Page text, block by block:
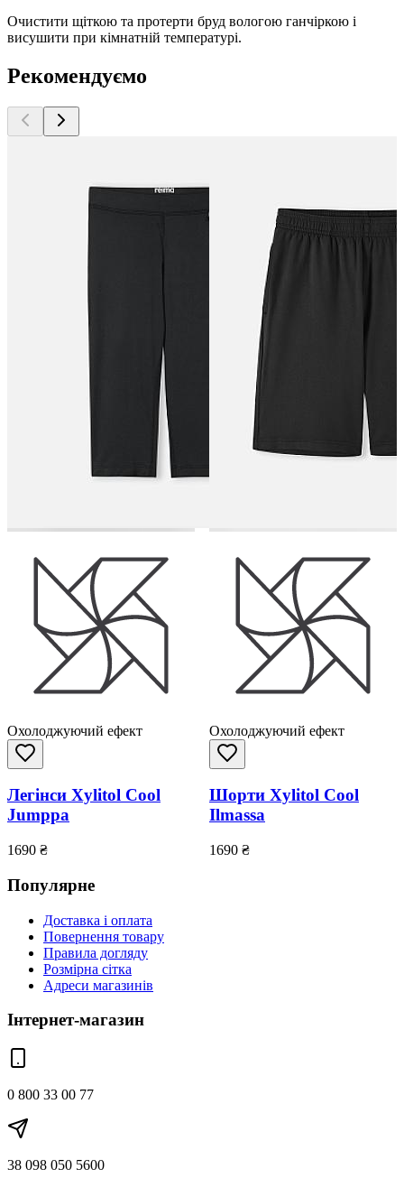
Очистити щіткою та протерти бруд вологою ганчіркою і
висушити при кімнатній температурі.
Рекомендуємо
Охолоджуючий ефект
Легінси Xylitol Cool
Jumppa
1690 ₴
Охолоджуючий ефект
Шорти Xylitol Cool
Ilmassa
1690 ₴
Популярне
Доставка і оплата
Повернення товару
Правила догляду
Розмірна сітка
Адреси магазинів
Інтернет-магазин
0 800 33 00 77
38 098 050 5600